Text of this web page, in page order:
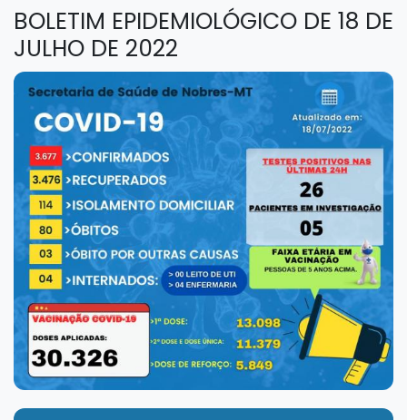
BOLETIM EPIDEMIOLÓGICO DE 18 DE
JULHO DE 2022